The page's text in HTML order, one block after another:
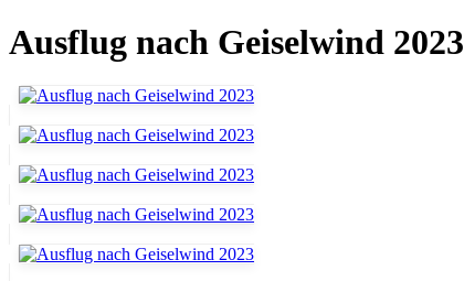
Ausflug nach Geiselwind 2023